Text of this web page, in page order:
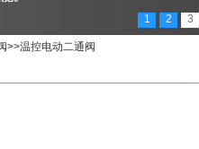
1 2 3
>>温控电动二通阀